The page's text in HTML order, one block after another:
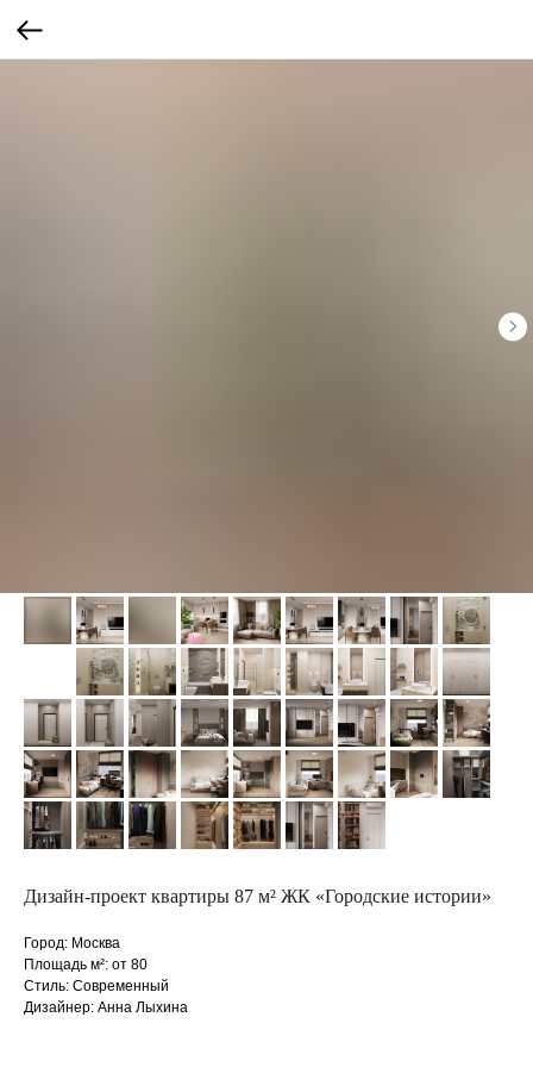
Дизайн-проект квартиры 87 м² ЖК «Городские истории»
Город: Москва
Площадь м²: от 80
Стиль: Современный
Дизайнер: Анна Лыхина